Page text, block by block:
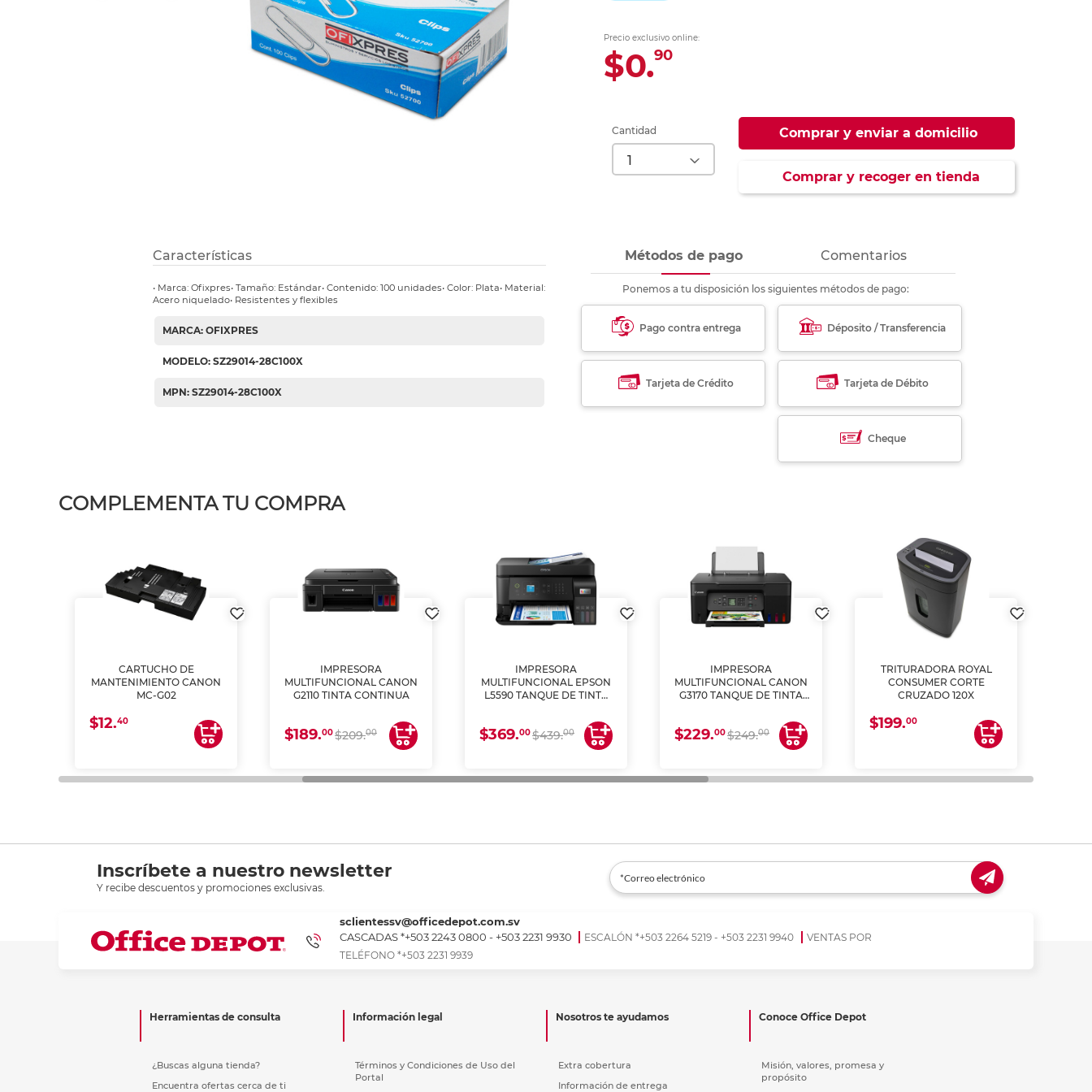
Ver más
Refuerzos para carpeta
Ver más
Precio exclusivo online:
$0.90
Cantidad Comprar y enviar a domicilio
Comprar y recoger en tienda
Características
• Marca: Ofixpres• Tamaño: Estándar• Contenido: 100 unidades• Color: Plata• Material:
Acero niquelado• Resistentes y flexibles
MARCA: OFIXPRES
MODELO: SZ29014-28C100X
MPN: SZ29014-28C100X
Métodos de pago Comentarios
Ponemos a tu disposición los siguientes métodos de pago:
Pago contra entrega Déposito / Transferencia
Tarjeta de Crédito Tarjeta de Débito
Cheque
COMPLEMENTA TU COMPRA
CARTUCHO DE
MANTENIMIENTO CANON
MC-G02
$12.40
IMPRESORA
MULTIFUNCIONAL CANON
G2110 TINTA CONTINUA
$189.00$209.00
IMPRESORA
MULTIFUNCIONAL EPSON
L5590 TANQUE DE TINTA
$369.00$439.00
IMPRESORA
MULTIFUNCIONAL CANON
G3170 TANQUE DE TINTA
$229.00$249.00
TRITURADORA ROYAL
CONSUMER CORTE
CRUZADO 120X
$199.00
Inscríbete a nuestro newsletter
Y recibe descuentos y promociones exclusivas.
sclientessv@officedepot.com.sv
CASCADAS *+503 2243 0800 - +503 2231 9930
ESCALÓN *+503 2264 5219 - +503 2231 9940
VENTAS POR
TELÉFONO *+503 2231 9939
Herramientas de consulta
¿Buscas alguna tienda?
Encuentra ofertas cerca de ti
Información legal
Términos y Condiciones de Uso del
Portal
Nosotros te ayudamos
Extra cobertura
Información de entrega
Conoce Office Depot
Misión, valores, promesa y
propósito